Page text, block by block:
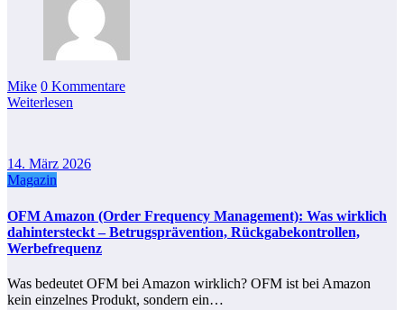
Mike 0 Kommentare
Weiterlesen
14. März 2026
Magazin
OFM Amazon (Order Frequency Management): Was wirklich
dahintersteckt – Betrugsprävention, Rückgabekontrollen,
Werbefrequenz
Was bedeutet OFM bei Amazon wirklich? OFM ist bei Amazon
kein einzelnes Produkt, sondern ein…